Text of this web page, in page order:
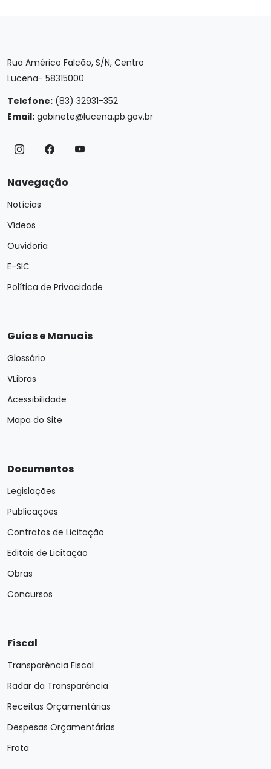
Rua Américo Falcão, S/N, Centro
Lucena- 58315000
Telefone: (83) 32931-352
Email: gabinete@lucena.pb.gov.br
Navegação
Notícias
Vídeos
Ouvidoria
E-SIC
Política de Privacidade
Guias e Manuais
Glossário
VLibras
Acessibilidade
Mapa do Site
Documentos
Legislações
Publicações
Contratos de Licitação
Editais de Licitação
Obras
Concursos
Fiscal
Transparência Fiscal
Radar da Transparência
Receitas Orçamentárias
Despesas Orçamentárias
Frota